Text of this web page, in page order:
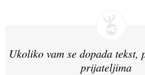
Ukoliko vam se dopada tekst,
prijateljima